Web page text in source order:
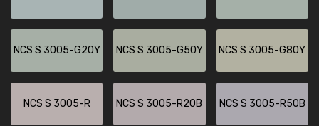
NCS S 3005-G20Y NCS S 3005-G50Y NCS S 3005-G80Y
NCS S 3005-R NCS S 3005-R20B NCS S 3005-R50B